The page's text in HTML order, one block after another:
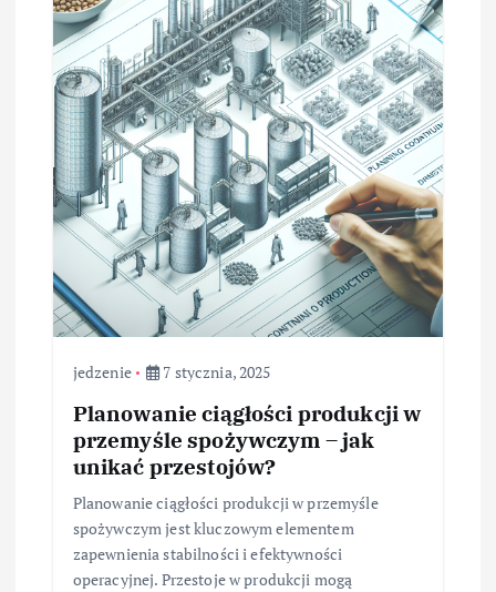
jedzenie 7 stycznia, 2025
Planowanie ciągłości produkcji w
przemyśle spożywczym – jak
unikać przestojów?
Planowanie ciągłości produkcji w przemyśle
spożywczym jest kluczowym elementem
zapewnienia stabilności i efektywności
operacyjnej. Przestoje w produkcji mogą